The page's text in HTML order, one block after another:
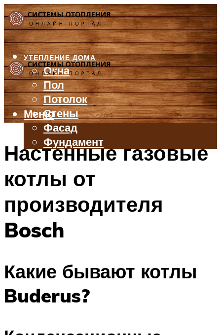
УТЕПЛЕНИЕ ДОМА
Окна
Пол
Потолок
Стены
Фасад
Фундамент
БАЛКОН И ЛОДЖИЯ
ВЕНТИЛЯЦИЯ
ТРУБЫ
Меню
Меню
Настенные газовые
котлы от
производителя
Bosch
Какие бывают котлы
Buderus?